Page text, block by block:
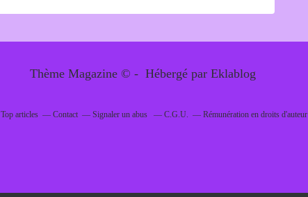
Thème Magazine © - Hébergé par Eklablog
Top articles Contact Signaler un abus C.G.U. Rémunération en droits d'auteur